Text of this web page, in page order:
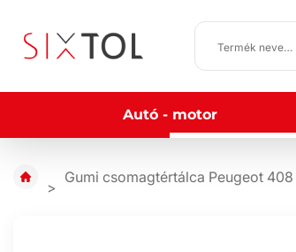
Autó - motor
Gumi csomagtértálca Peugeot 408